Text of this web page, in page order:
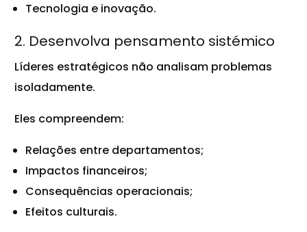
Tecnologia e inovação.
2. Desenvolva pensamento sistémico
Líderes estratégicos não analisam problemas
isoladamente.
Eles compreendem:
Relações entre departamentos;
Impactos financeiros;
Consequências operacionais;
Efeitos culturais.